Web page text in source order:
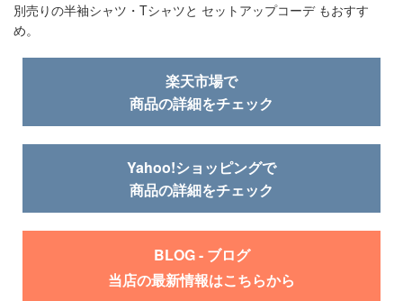
別売りの半袖シャツ・Tシャツと セットアップコーデ もおすす
め。
楽天市場で
商品の詳細をチェック
Yahoo!ショッピングで
商品の詳細をチェック
BLOG - ブログ
当店の最新情報はこちらから